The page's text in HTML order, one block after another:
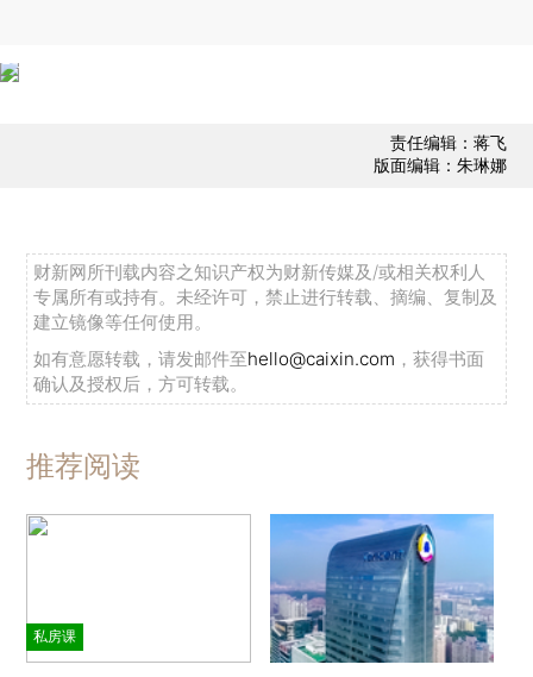
责任编辑：蒋飞
版面编辑：朱琳娜
财新网所刊载内容之知识产权为财新传媒及/或相关权利人
专属所有或持有。未经许可，禁止进行转载、摘编、复制及
建立镜像等任何使用。
如有意愿转载，请发邮件至hello@caixin.com ，获得书面
确认及授权后，方可转载。
推荐阅读
私房课